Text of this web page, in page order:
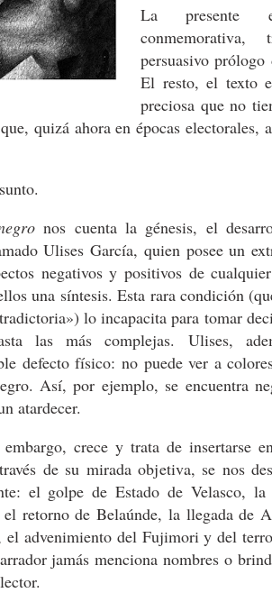
La presente
persuasivo
El resto, el texto
preciosa que no
quizá ahora en épocas electorales,
nos cuenta la génesis, el
Ulises García, quien posee un
negativos y positivos de
una síntesis. Esta rara condición
lo incapacita para tomar
las más complejas. Ulises,
defecto físico: no puede ver a
Así, por ejemplo, se encuentra
atardecer.
crece y trata de insertarse
de su mirada objetiva, se nos
el golpe de Estado de Velasco, la
el retorno de Belaúnde, la llegada de
el advenimiento del Fujimori y del
jamás menciona nombres o